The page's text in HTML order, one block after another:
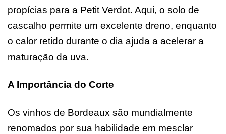
propícias para a Petit Verdot. Aqui, o solo de
cascalho permite um excelente dreno, enquanto
o calor retido durante o dia ajuda a acelerar a
maturação da uva.
A Importância do Corte
Os vinhos de Bordeaux são mundialmente
renomados por sua habilidade em mesclar